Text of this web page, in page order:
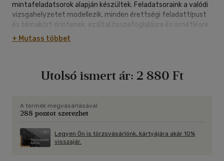
mintafeladatsorok alapján készültek. Feladatsoraink a valódi
vizsgahelyzetet modellezik, minden érettségi feladattípust
és témakört érintenek, ezáltal összefoglalásra és ismétlésre
is alkalmasak. Szerzőink nagy hangsúlyt fektettek a
követelményrendszer újdonságainak kiemelésére, így
mintafeladatsort tartalmazó kötetünkben minden feladat
+ Mutass többet
Utolsó ismert ár: 2 880 Ft
A termék megvásárlásával
288 pontot szerezhet
Legyen Ön is törzsvásárlónk, kártyájára akár 10%
visszajár.